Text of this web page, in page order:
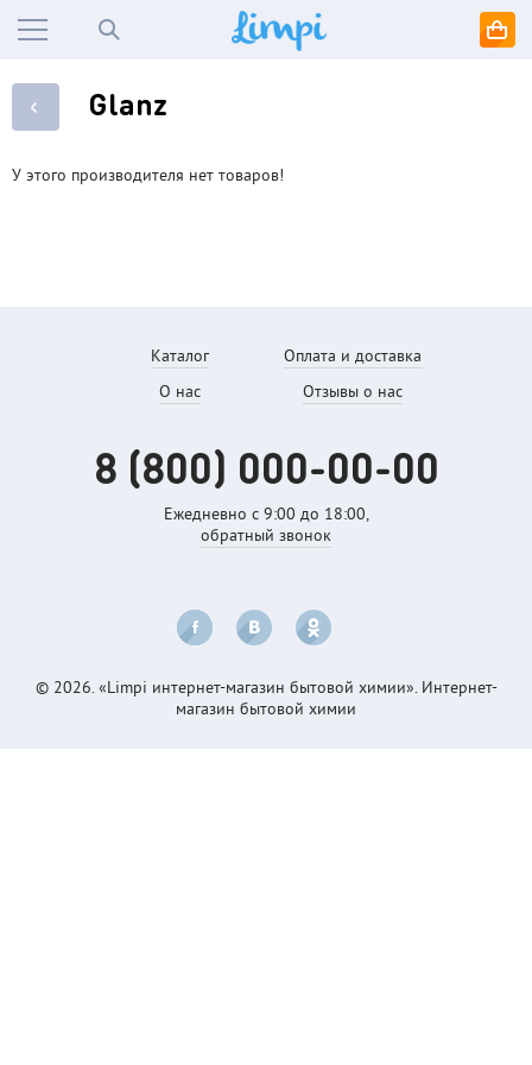
Glanz
У этого производителя нет товаров!
Каталог
Оплата и доставка
О нас
Отзывы о нас
8 (800) 000-00-00
Ежедневно с 9:00 до 18:00,
обратный звонок
© 2026. «Limpi интернет-магазин бытовой химии». Интернет-
магазин бытовой химии